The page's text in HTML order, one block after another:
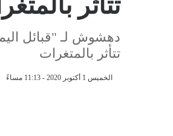
دهشوش لـ "قبائل
تتأثر بالمتغرات
الخميس 1 أكتوبر 2020 - 11:13 مساءً